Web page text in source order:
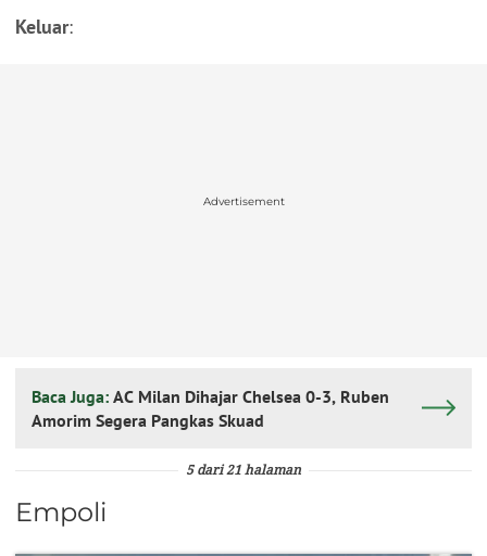
Keluar:
Advertisement
Baca Juga: AC Milan Dihajar Chelsea 0-3, Ruben
Amorim Segera Pangkas Skuad
5 dari 21 halaman
Empoli